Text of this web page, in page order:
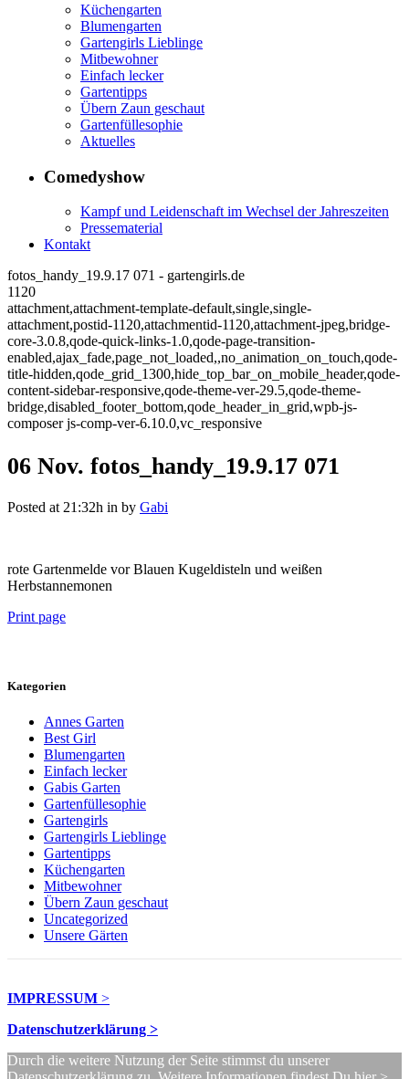
Küchengarten
Blumengarten
Gartengirls Lieblinge
Mitbewohner
Einfach lecker
Gartentipps
Übern Zaun geschaut
Gartenfüllesophie
Aktuelles
Comedyshow
Kampf und Leidenschaft im Wechsel der Jahreszeiten
Pressematerial
Kontakt
fotos_handy_19.9.17 071 - gartengirls.de
1120
attachment,attachment-template-default,single,single-
attachment,postid-1120,attachmentid-1120,attachment-jpeg,bridge-
core-3.0.8,qode-quick-links-1.0,qode-page-transition-
enabled,ajax_fade,page_not_loaded,,no_animation_on_touch,qode-
title-hidden,qode_grid_1300,hide_top_bar_on_mobile_header,qode-
content-sidebar-responsive,qode-theme-ver-29.5,qode-theme-
bridge,disabled_footer_bottom,qode_header_in_grid,wpb-js-
composer js-comp-ver-6.10.0,vc_responsive
06 Nov. fotos_handy_19.9.17 071
Posted at 21:32h in by Gabi
rote Gartenmelde vor Blauen Kugeldisteln und weißen
Herbstannemonen
Print page
Kategorien
Annes Garten
Best Girl
Blumengarten
Einfach lecker
Gabis Garten
Gartenfüllesophie
Gartengirls
Gartengirls Lieblinge
Gartentipps
Küchengarten
Mitbewohner
Übern Zaun geschaut
Uncategorized
Unsere Gärten
IMPRESSUM >
Datenschutzerklärung >
Durch die weitere Nutzung der Seite stimmst du unserer